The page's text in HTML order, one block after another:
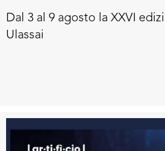
Dal 3 al 9 agosto la XXVI
Ulassai